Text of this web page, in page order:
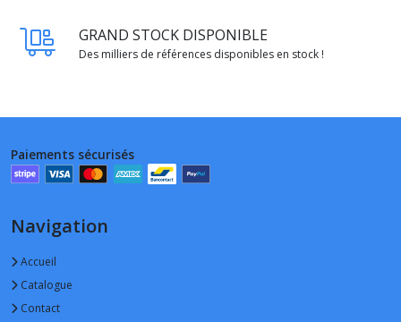
GRAND STOCK DISPONIBLE
Des milliers de références disponibles en stock !
Paiements sécurisés
Navigation
Accueil
Catalogue
Contact